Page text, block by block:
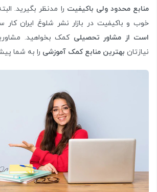
منابع محدود ولی باکیفیت را مدنظر بگیرید.
خوب و باکیفیت در بازار نشر شلوغ ایران
است از مشاور تحصیلی کمک بخواهید.
نیازتان بهترین منابع کمک آموزشی را به شما